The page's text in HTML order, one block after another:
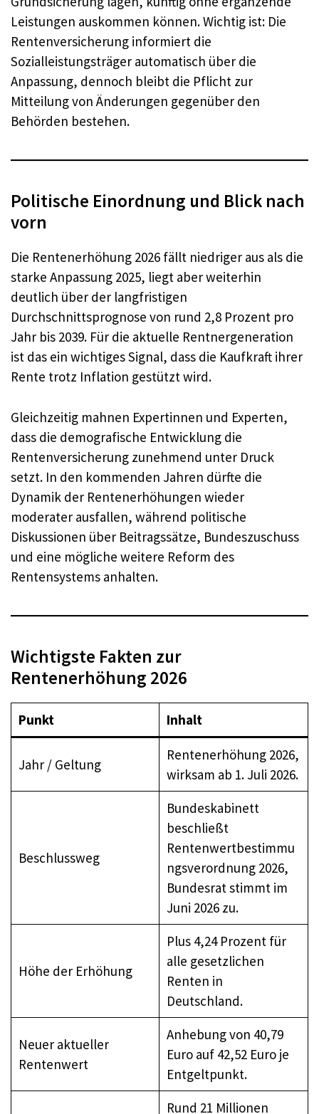
Leistungen auskommen können. Wichtig ist: Die
Rentenversicherung informiert die
Sozialleistungsträger automatisch über die
Anpassung, dennoch bleibt die Pflicht zur
Mitteilung von Änderungen gegenüber den
Behörden bestehen.
Politische Einordnung und Blick nach
vorn
Die Rentenerhöhung 2026 fällt niedriger aus als die
starke Anpassung 2025, liegt aber weiterhin
deutlich über der langfristigen
Durchschnittsprognose von rund 2,8 Prozent pro
Jahr bis 2039. Für die aktuelle Rentnergeneration
ist das ein wichtiges Signal, dass die Kaufkraft ihrer
Rente trotz Inflation gestützt wird.
Gleichzeitig mahnen Expertinnen und Experten,
dass die demografische Entwicklung die
Rentenversicherung zunehmend unter Druck
setzt. In den kommenden Jahren dürfte die
Dynamik der Rentenerhöhungen wieder
moderater ausfallen, während politische
Diskussionen über Beitragssätze, Bundeszuschuss
und eine mögliche weitere Reform des
Rentensystems anhalten.
Wichtigste Fakten zur
Rentenerhöhung 2026
Punkt Inhalt
Jahr / Geltung
Rentenerhöhung 2026,
wirksam ab 1. Juli 2026.
Beschlussweg
Bundeskabinett
beschließt
Rentenwertbestimmu
ngsverordnung 2026,
Bundesrat stimmt im
Juni 2026 zu.
Höhe der Erhöhung
Plus 4,24 Prozent für
alle gesetzlichen
Renten in
Deutschland.
Neuer aktueller
Rentenwert
Anhebung von 40,79
Euro auf 42,52 Euro je
Entgeltpunkt.
Rund 21 Millionen